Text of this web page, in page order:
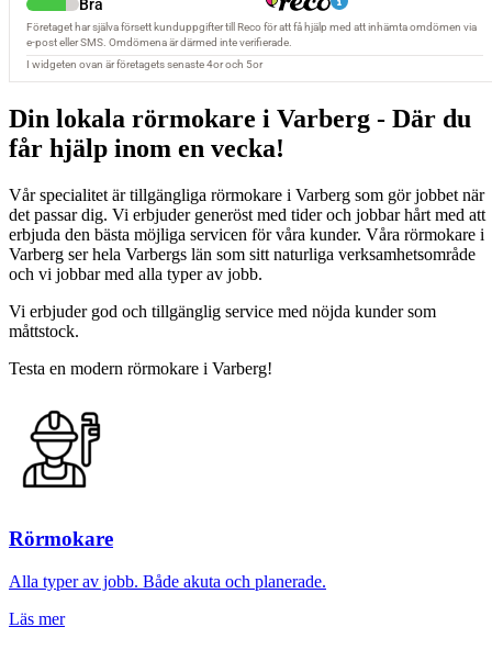
Din lokala rörmokare i Varberg - Där du
får hjälp inom en vecka!
Vår specialitet är tillgängliga rörmokare i Varberg som gör jobbet när
det passar dig. Vi erbjuder generöst med tider och jobbar hårt med att
erbjuda den bästa möjliga servicen för våra kunder. Våra rörmokare i
Varberg ser hela Varbergs län som sitt naturliga verksamhetsområde
och vi jobbar med alla typer av jobb.
Vi erbjuder god och tillgänglig service med nöjda kunder som
måttstock.
Testa en modern rörmokare i Varberg!
Rörmokare
Alla typer av jobb. Både akuta och planerade.
Läs mer